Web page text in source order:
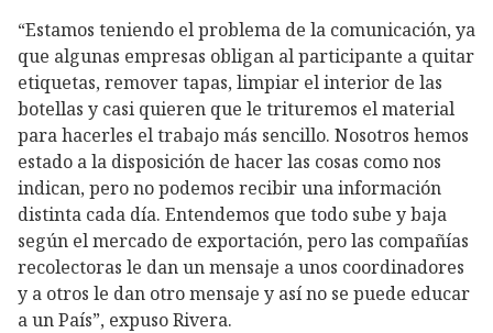
“Estamos teniendo el problema de la comunicación, ya
que algunas empresas obligan al participante a quitar
etiquetas, remover tapas, limpiar el interior de las
botellas y casi quieren que le trituremos el material
para hacerles el trabajo más sencillo. Nosotros hemos
estado a la disposición de hacer las cosas como nos
indican, pero no podemos recibir una información
distinta cada día. Entendemos que todo sube y baja
según el mercado de exportación, pero las compañías
recolectoras le dan un mensaje a unos coordinadores
y a otros le dan otro mensaje y así no se puede educar
a un País”, expuso Rivera.